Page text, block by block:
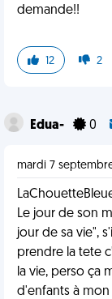
demande!!
12 2
Edua- 0
mardi 7
Le jour de son
jour de sa vie",
prendre la tete
la vie, perso ça
d'enfants à